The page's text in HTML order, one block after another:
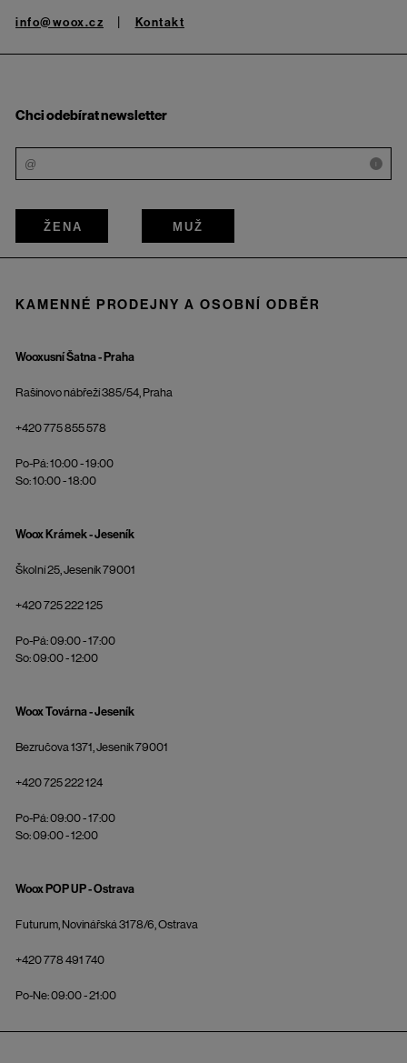
info@woox.cz Kontakt
Chci odebírat newsletter
i
ŽENA MUŽ
KAMENNÉ PRODEJNY A OSOBNÍ ODBĚR
Wooxusní Šatna - Praha
Rašínovo nábřeží 385/54, Praha
+420 775 855 578
Po-Pá: 10:00 - 19:00
So: 10:00 - 18:00
Woox Krámek - Jeseník
Školní 25, Jeseník 79001
+420 725 222 125
Po-Pá: 09:00 - 17:00
So: 09:00 - 12:00
Woox Továrna - Jeseník
Bezručova 1371, Jeseník 79001
+420 725 222 124
Po-Pá: 09:00 - 17:00
So: 09:00 - 12:00
Woox POP UP - Ostrava
Futurum, Novinářská 3178/6, Ostrava
+420 778 491 740
Po-Ne: 09:00 - 21:00